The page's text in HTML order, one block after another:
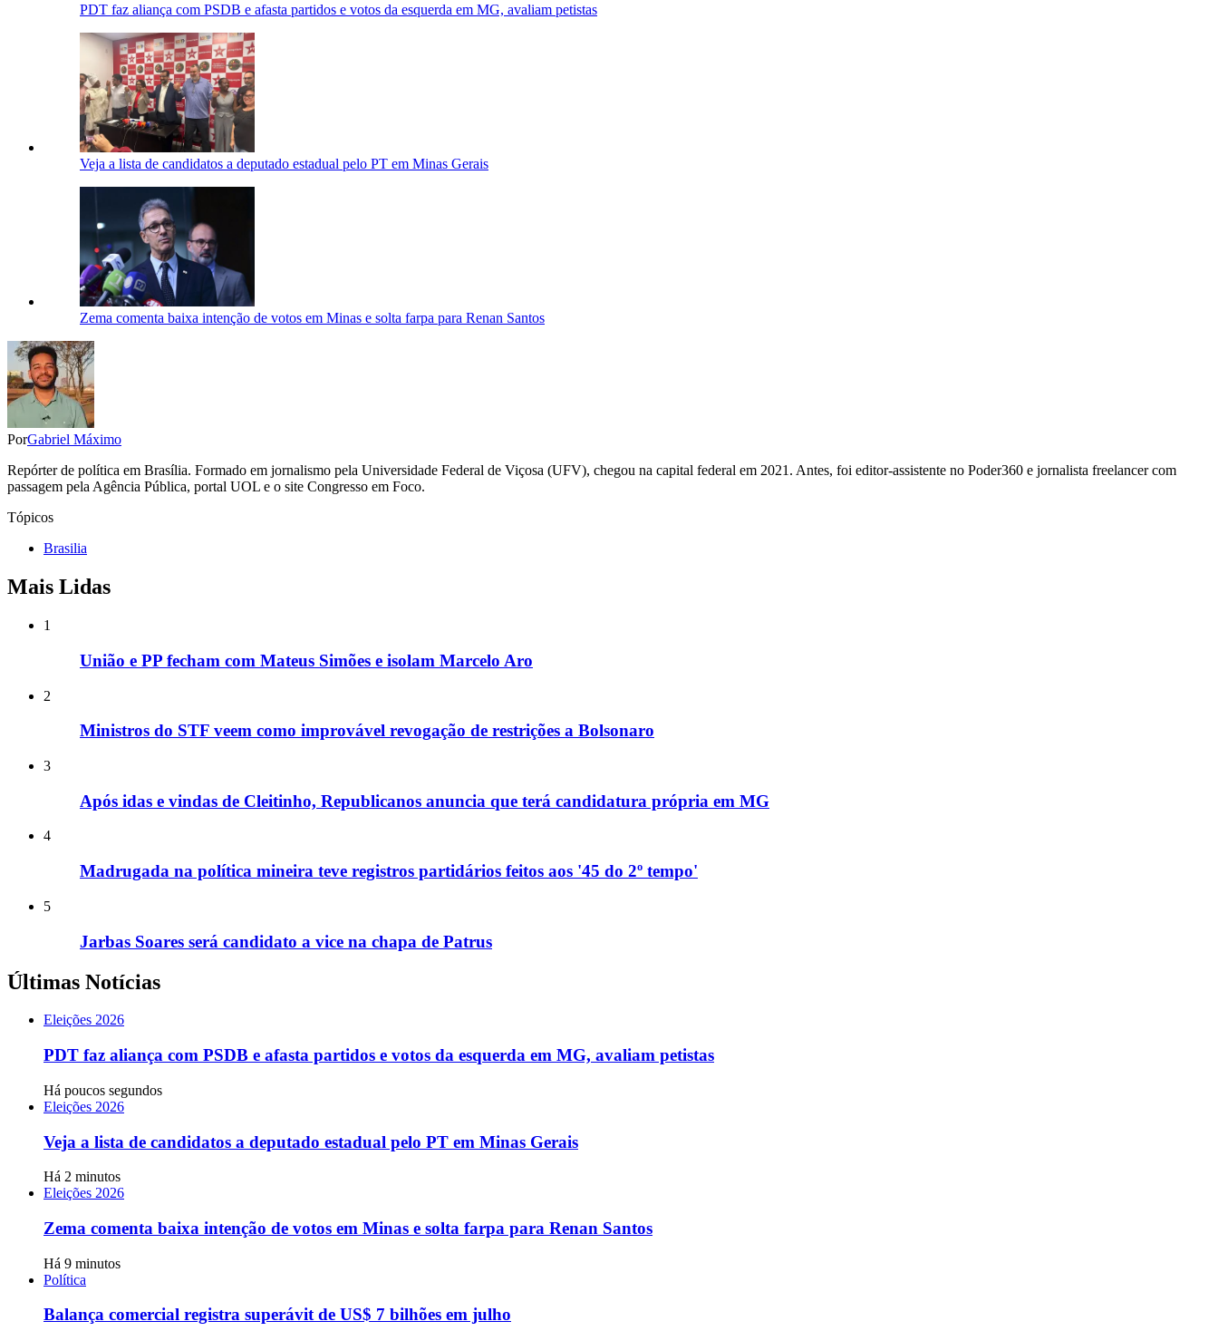
PDT faz aliança com PSDB e afasta partidos e votos da esquerda em MG, avaliam petistas
Veja a lista de candidatos a deputado estadual pelo PT em Minas Gerais
Zema comenta baixa intenção de votos em Minas e solta farpa para Renan Santos
PorGabriel Máximo
Repórter de política em Brasília. Formado em jornalismo pela Universidade Federal de Viçosa (UFV), chegou na capital federal em 2021. Antes, foi editor-assistente no Poder360 e jornalista freelancer com
passagem pela Agência Pública, portal UOL e o site Congresso em Foco.
Tópicos
Brasilia
Mais Lidas
1
União e PP fecham com Mateus Simões e isolam Marcelo Aro
2
Ministros do STF veem como improvável revogação de restrições a Bolsonaro
3
Após idas e vindas de Cleitinho, Republicanos anuncia que terá candidatura própria em MG
4
Madrugada na política mineira teve registros partidários feitos aos '45 do 2º tempo'
5
Jarbas Soares será candidato a vice na chapa de Patrus
Últimas Notícias
Eleições 2026
PDT faz aliança com PSDB e afasta partidos e votos da esquerda em MG, avaliam petistas
Há poucos segundos
Eleições 2026
Veja a lista de candidatos a deputado estadual pelo PT em Minas Gerais
Há 2 minutos
Eleições 2026
Zema comenta baixa intenção de votos em Minas e solta farpa para Renan Santos
Há 9 minutos
Política
Balança comercial registra superávit de US$ 7 bilhões em julho